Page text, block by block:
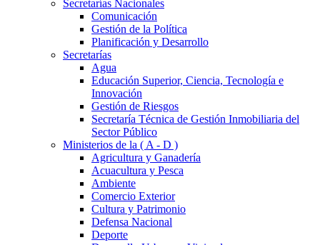
Secretarías Nacionales
Comunicación
Gestión de la Política
Planificación y Desarrollo
Secretarías
Agua
Educación Superior, Ciencia, Tecnología e
Innovación
Gestión de Riesgos
Secretaría Técnica de Gestión Inmobiliaria del
Sector Público
Ministerios de la ( A - D )
Agricultura y Ganadería
Acuacultura y Pesca
Ambiente
Comercio Exterior
Cultura y Patrimonio
Defensa Nacional
Deporte